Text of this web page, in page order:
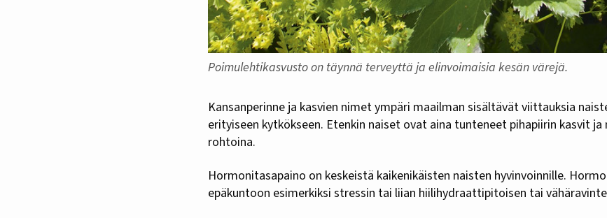
Poimulehtikasvusto on täynnä terveyttä ja elinvoimaisia kesän värejä.
Kansanperinne ja kasvien nimet ympäri maailman sisältävät viittauksia naisten ja rohtokasvien
erityiseen kytkökseen. Etenkin naiset ovat aina tunteneet pihapiirin kasvit
rohtoina.
Hormonitasapaino on keskeistä kaikenikäisten naisten hyvinvoinnille.
epäkuntoon esimerkiksi stressin tai liian hiilihydraattipitoisen tai